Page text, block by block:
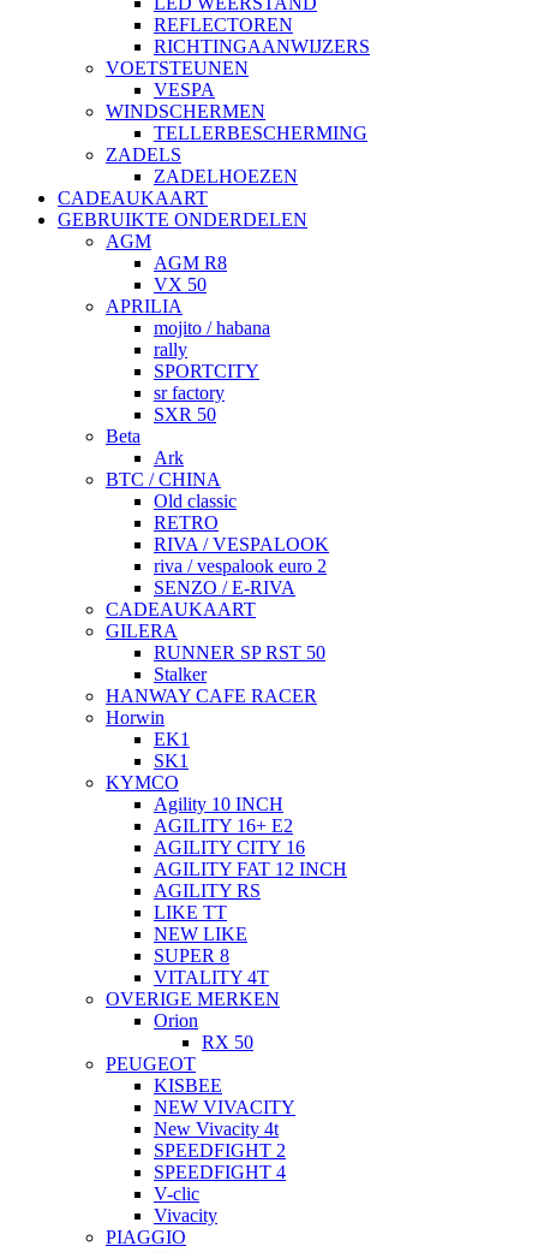
REFLECTOREN
RICHTINGAANWIJZERS
VOETSTEUNEN
VESPA
WINDSCHERMEN
TELLERBESCHERMING
ZADELS
ZADELHOEZEN
CADEAUKAART
GEBRUIKTE ONDERDELEN
AGM
AGM R8
VX 50
APRILIA
mojito / habana
rally
SPORTCITY
sr factory
SXR 50
Beta
Ark
BTC / CHINA
Old classic
RETRO
RIVA / VESPALOOK
riva / vespalook euro 2
SENZO / E-RIVA
CADEAUKAART
GILERA
RUNNER SP RST 50
Stalker
HANWAY CAFE RACER
Horwin
EK1
SK1
KYMCO
Agility 10 INCH
AGILITY 16+ E2
AGILITY CITY 16
AGILITY FAT 12 INCH
AGILITY RS
LIKE TT
NEW LIKE
SUPER 8
VITALITY 4T
OVERIGE MERKEN
Orion
RX 50
PEUGEOT
KISBEE
NEW VIVACITY
New Vivacity 4t
SPEEDFIGHT 2
SPEEDFIGHT 4
V-clic
Vivacity
PIAGGIO